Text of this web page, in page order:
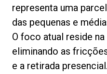
representa uma
das pequenas e
O foco atual reside
eliminando as
e a retirada presencial.